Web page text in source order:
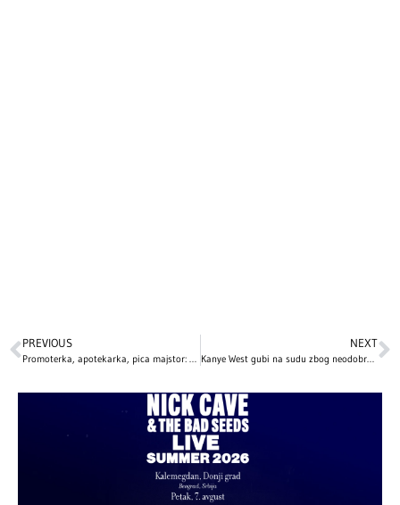
PREVIOUS
Promoterka, apotekarka, pica majstor: Ovim zanimanjima su se bavili naši influenseri pre nego što su stekli milione fanova
NEXT
Kanye West gubi na sudu zbog neodobrenog uzorkovanja u pjesmi ‘Hurricane’